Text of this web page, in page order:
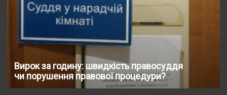
Вирок за годину: швидкість правосуддя
чи порушення правової процедури?